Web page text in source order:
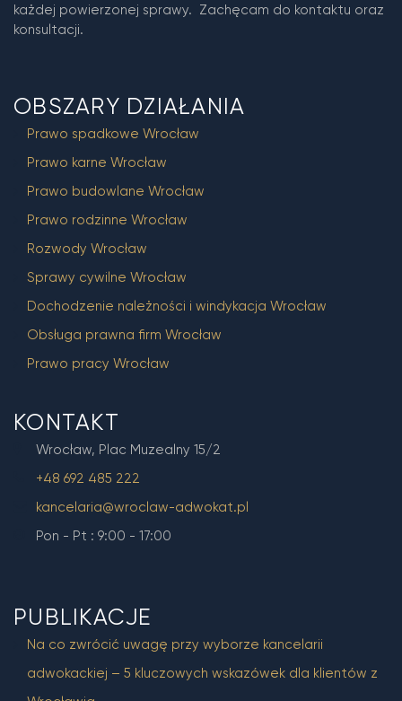
każdej powierzonej sprawy. Zachęcam do kontaktu oraz
konsultacji.
OBSZARY DZIAŁANIA
Prawo spadkowe Wrocław
Prawo karne Wrocław
Prawo budowlane Wrocław
Prawo rodzinne Wrocław
Rozwody Wrocław
Sprawy cywilne Wrocław
Dochodzenie należności i windykacja Wrocław
Obsługa prawna firm Wrocław
Prawo pracy Wrocław
KONTAKT
Wrocław, Plac Muzealny 15/2
+48 692 485 222
kancelaria@wroclaw-adwokat.pl
Pon - Pt : 9:00 - 17:00
PUBLIKACJE
Na co zwrócić uwagę przy wyborze kancelarii
adwokackiej – 5 kluczowych wskazówek dla klientów z